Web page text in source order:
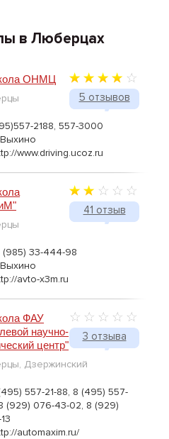
в Люберцах
5 отзывов
ОНМЦ
2188, 557-3000
Выхино
www.driving.ucoz.ru
41 отзыв
(985) 33-444-98
Выхино
avto-x3m.ru
3 отзыва
ФАУ
научно-
центр"
Дзержинский
557-21-88, 8 (495) 557-
(929) 076-43-02, 8 (929)
automaxim.ru/